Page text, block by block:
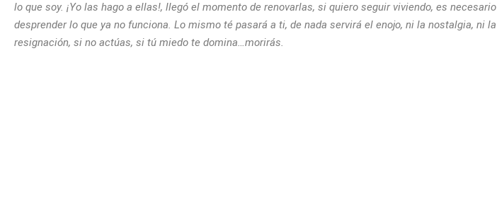
lo que soy. ¡Yo las hago a ellas!, llegó el momento de renovarlas, si quiero seguir viviendo, es necesario
desprender lo que ya no funciona. Lo mismo té pasará a ti, de nada servirá el enojo, ni la nostalgia, ni la
resignación, si no actúas, si tú miedo te domina…morirás.